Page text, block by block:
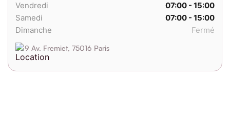
Vendredi
07:00 - 15:00
Samedi
07:00 - 15:00
Dimanche
Fermé
9 Av. Fremiet, 75016 Paris